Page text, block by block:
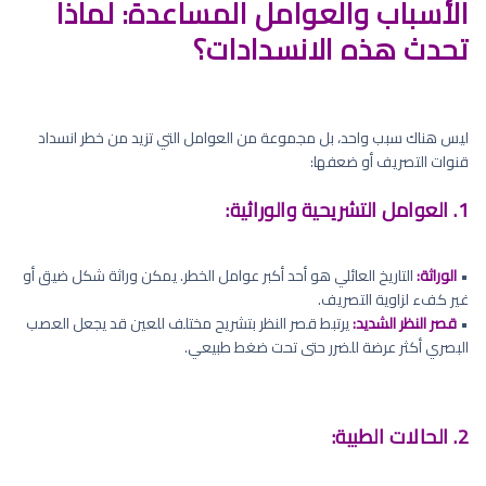
الأسباب والعوامل المساعدة: لماذا
تحدث هذه الانسدادات؟
ليس هناك سبب واحد، بل مجموعة من العوامل التي تزيد من خطر انسداد
قنوات التصريف أو ضعفها:
1. العوامل التشريحية والوراثية:
•الوراثة:التاريخ العائلي هو أحد أكبر عوامل الخطر. يمكن وراثة شكل ضيق أو
غير كفء لزاوية التصريف.
•قصر النظر الشديد:يرتبط قصر النظر بتشريح مختلف للعين قد يجعل العصب
البصري أكثر عرضة للضرر حتى تحت ضغط طبيعي.
2. الحالات الطبية: